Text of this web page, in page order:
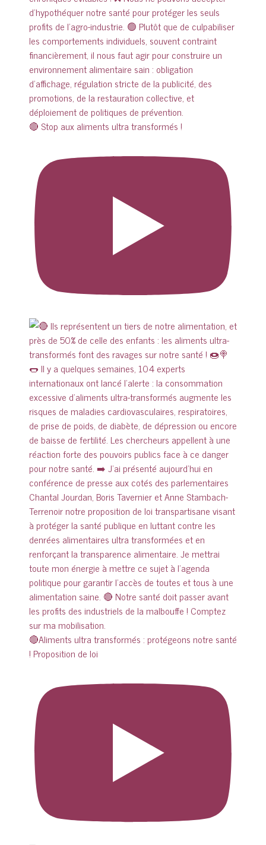
🔴 Stop aux aliments ultra transformés !
🔴Aliments ultra transformés : protégeons notre santé
! Proposition de loi